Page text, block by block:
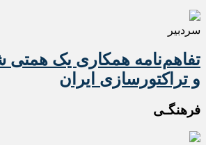
سردبیر
تفاهم‌نامه همکاری یک همتی
و تراکتورسازی ایران
فرهنگـی